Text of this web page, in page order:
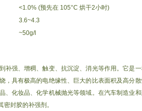
<1.0% (预先在 105°C 烘干2小时)
3.6~4.3
~50g/l
补强、增稠、触变、抗沉淀、消光等作用。它是
，具有极高的电绝缘性、巨大的比表面积及高分
、化妆品、化学机械抛光等领域。在汽车制造业
封胶的补强剂。